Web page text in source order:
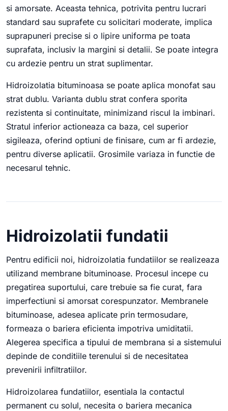
si amorsate. Aceasta tehnica, potrivita pentru lucrari
standard sau suprafete cu solicitari moderate, implica
suprapuneri precise si o lipire uniforma pe toata
suprafata, inclusiv la margini si detalii. Se poate integra
cu ardezie pentru un strat suplimentar.
Hidroizolatia bituminoasa se poate aplica monofat sau
strat dublu. Varianta dublu strat confera sporita
rezistenta si continuitate, minimizand riscul la imbinari.
Stratul inferior actioneaza ca baza, cel superior
sigileaza, oferind optiuni de finisare, cum ar fi ardezie,
pentru diverse aplicatii. Grosimile variaza in functie de
necesarul tehnic.
Hidroizolatii fundatii
Pentru edificii noi, hidroizolatia fundatiilor se realizeaza
utilizand membrane bituminoase. Procesul incepe cu
pregatirea suportului, care trebuie sa fie curat, fara
imperfectiuni si amorsat corespunzator. Membranele
bituminoase, adesea aplicate prin termosudare,
formeaza o bariera eficienta impotriva umiditatii.
Alegerea specifica a tipului de membrana si a sistemului
depinde de conditiile terenului si de necesitatea
prevenirii infiltratiilor.
Hidroizolarea fundatiilor, esentiala la contactul
permanent cu solul, necesita o bariera mecanica